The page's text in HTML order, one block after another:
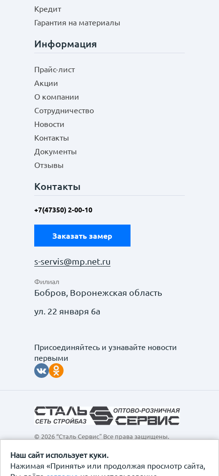
Наш сайт использует куки.
Нажимая «Принять» или продолжая просмотр сайта,
Кредит
Гарантия на материалы
Информация
Прайс-лист
Акции
О компании
Сотрудничество
Новости
Контакты
Документы
Отзывы
Контакты
+7(47350) 2-00-10
Заказать замер
s-servis@mp.net.ru
Филиал
Бобров, Воронежская область
ул. 22 января 6а
Присоединяйтесь и узнавайте новости
первыми
© 2026 “Сталь Сервис" Все права защищены.
интернет-сайт, а также вся информация о товарах и
ценах, предоставленная на нём, носит
исключительно информационный характер и ни при